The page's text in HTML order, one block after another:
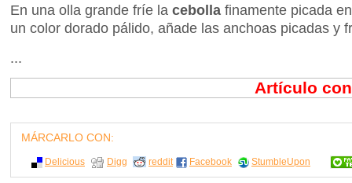
En una olla grande fríe la cebolla finamente picada
un color dorado pálido, añade las anchoas picadas y
...
Artículo
MÁRCARLO CON:
Delicious Digg reddit Facebook StumbleUpon